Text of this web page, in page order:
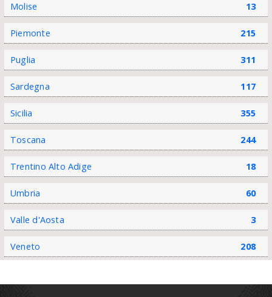
Molise 13
Piemonte 215
Puglia 311
Sardegna 117
Sicilia 355
Toscana 244
Trentino Alto Adige 18
Umbria 60
Valle d'Aosta 3
Veneto 208